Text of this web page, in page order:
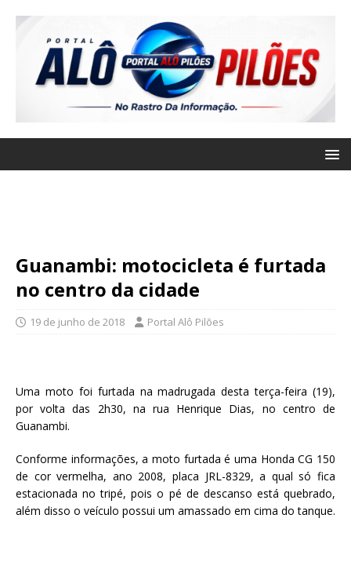
Guanambi: motocicleta é furtada
no centro da cidade
19 de junho de 2018 Portal Alô Pilões
Uma moto foi furtada na madrugada desta terça-feira (19),
por volta das 2h30, na rua Henrique Dias, no centro de
Guanambi.
Conforme informações, a moto furtada é uma Honda CG 150
de cor vermelha, ano 2008, placa JRL-8329, a qual só fica
estacionada no tripé, pois o pé de descanso está quebrado,
além disso o veículo possui um amassado em cima do tanque.